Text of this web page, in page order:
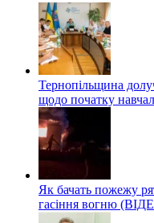
Тернопільщина
щодо початку
Як бачать пожежу
гасіння вогню